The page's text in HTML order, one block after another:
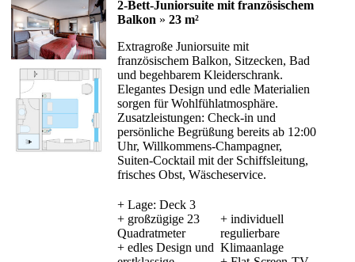
2-Bett-Juniorsuite mit französischem
Balkon » 23 m²
Extragroße Juniorsuite mit
französischem Balkon, Sitzecken, Bad
und begehbarem Kleiderschrank.
Elegantes Design und edle Materialien
sorgen für Wohlfühlatmosphäre.
Zusatzleistungen: Check-in und
persönliche Begrüßung bereits ab 12:00
Uhr, Willkommens-Champagner,
Suiten-Cocktail mit der Schiffsleitung,
frisches Obst, Wäscheservice.
+ Lage: Deck 3
+ großzügige 23
Quadratmeter
+ edles Design und
+ individuell
regulierbare
Klimaanlage